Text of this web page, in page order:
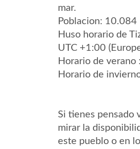
mar.
Poblacion: 10.084
Huso horario de
UTC +1:00
Horario de verano
Horario de
Si tienes pensado
mirar la
este pueblo o en